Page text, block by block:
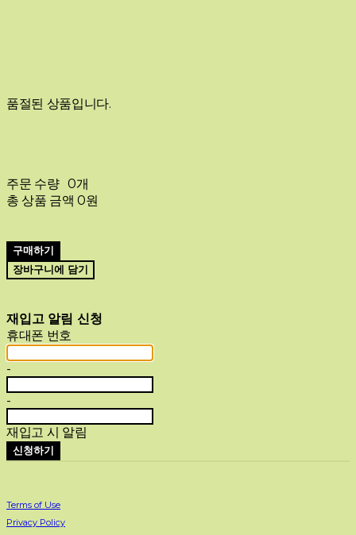
품절된 상품입니다.
주문 수량 0개
총 상품 금액 0원
구매하기
장바구니에 담기
재입고 알림 신청
휴대폰 번호
-
-
재입고 시 알림
신청하기
Terms of Use
Privacy Policy